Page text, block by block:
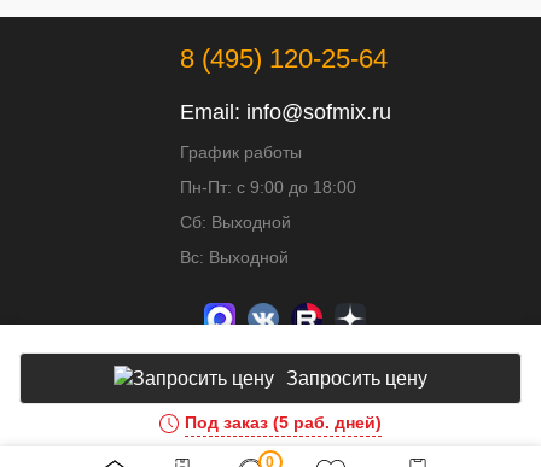
8 (495) 120-25-64
Email: info@sofmix.ru
График работы
Пн-Пт: с 9:00 до 18:00
Сб: Выходной
Вс: Выходной
Доработка и развитие сайта - ИВИТ
Запросить цену
Под заказ (5 раб. дней)
0